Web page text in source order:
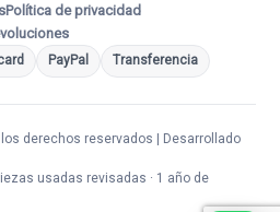
Política de privacidad
PayPal Transferencia
derechos reservados | Desarrollado
usadas revisadas · 1 año de